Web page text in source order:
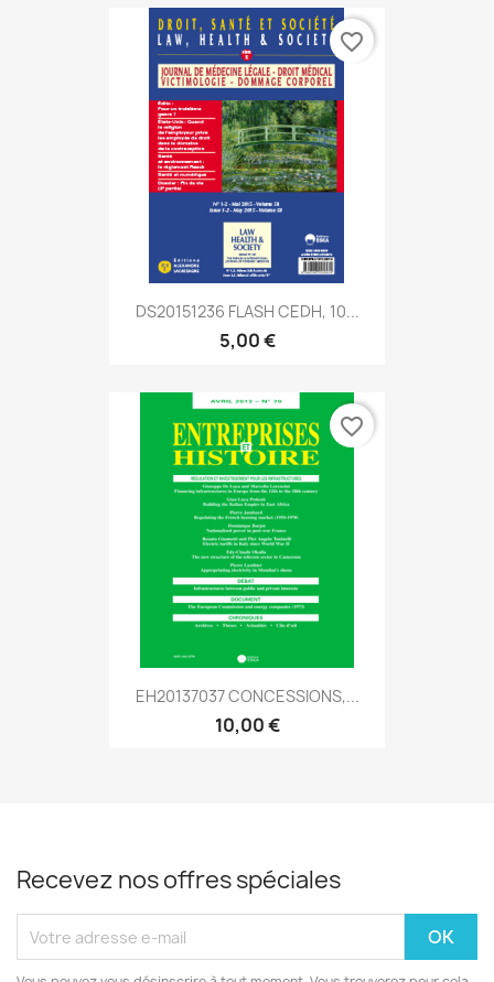
DS20151236 FLASH CEDH, 10...
5,00 €
favorite_border
EH20137037 CONCESSIONS,...
10,00 €
favorite_border
Recevez nos offres spéciales